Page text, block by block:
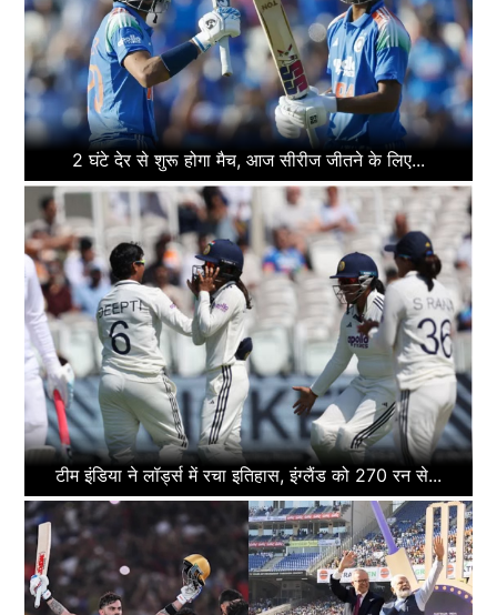
2 घंटे देर से शुरू होगा मैच, आज सीरीज जीतने के लिए...
टीम इंडिया ने लॉर्ड्स में रचा इतिहास, इंग्लैंड को 270 रन से...